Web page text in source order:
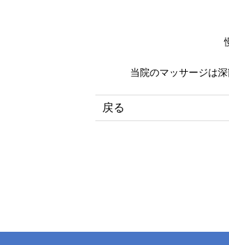
当院のマッサージは
戻る